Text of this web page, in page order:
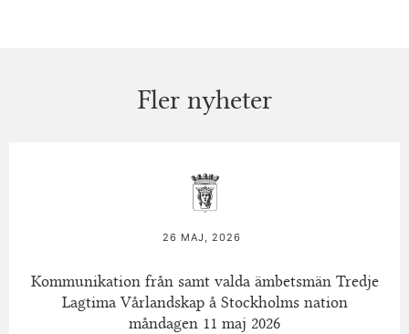
Fler nyheter
26 MAJ, 2026
Kommunikation från samt valda ämbetsmän Tredje
Lagtima Vårlandskap å Stockholms nation
måndagen 11 maj 2026